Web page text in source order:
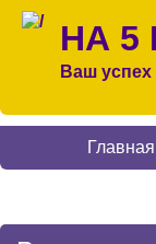
НА 5
Ваш
Главная